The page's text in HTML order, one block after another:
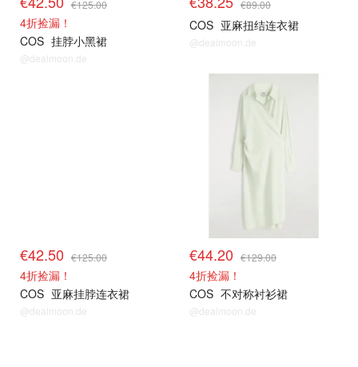
€125.00
4折捡漏！
COS 挂脖小黑裙
@dealmoon.de
€89.00
COS 亚麻扭结连衣裙
@dealmoon.de
€42.50 €125.00
4折捡漏！
COS 亚麻挂脖连衣裙
@dealmoon.de
€44.20 €129.00
4折捡漏！
COS 不对称衬衫裙
@dealmoon.de